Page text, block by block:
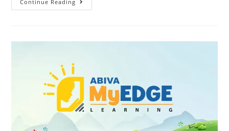
Continue Reading